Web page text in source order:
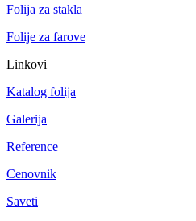
Folija za stakla
Folije za farove
Linkovi
Katalog folija
Galerija
Reference
Cenovnik
Saveti